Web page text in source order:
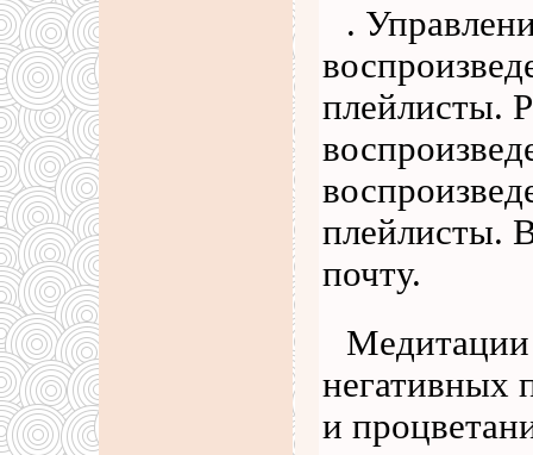
.
плейлисты.
плейлисты.
почту.
негативных
и